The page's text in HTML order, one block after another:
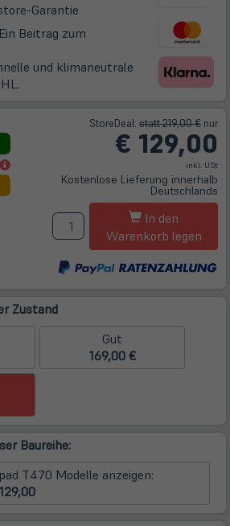
Garantie
neuem
Beitrag zum
und klimaneutrale
(öffnet
in
neuem
StoreDeal: statt 219,00 € nur
€ 129,00
inkl. USt
Kostenlose Lieferung innerhalb
Deutschlands
In den
Warenkorb legen
Zustand
Gut
169,00 €
Baureihe:
T470 Modelle anzeigen: